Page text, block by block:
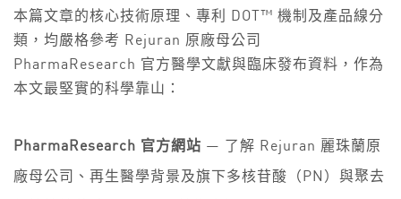
本篇文章的核心技術原理、專利 DOT™ 機制及產品線分
類，均嚴格參考 Rejuran 原廠母公司
PharmaResearch 官方醫學文獻與臨床發布資料，作為
本文最堅實的科學靠山：
PharmaResearch 官方網站 — 了解 Rejuran 麗珠蘭原
廠母公司、再生醫學背景及旗下多核苷酸（PN）與聚去